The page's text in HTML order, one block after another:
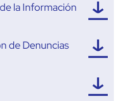
la Información
de Denuncias